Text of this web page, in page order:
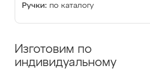
Ручки: по каталогу
Изготовим по
индивидуальному